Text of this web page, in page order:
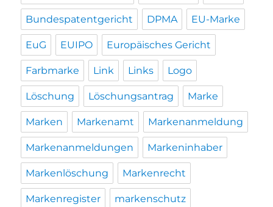
Bundespatentgericht DPMA EU-Marke
EuG EUIPO Europäisches Gericht
Farbmarke Link Links Logo
Löschung Löschungsantrag Marke
Marken Markenamt Markenanmeldung
Markenanmeldungen Markeninhaber
Markenlöschung Markenrecht
Markenregister markenschutz